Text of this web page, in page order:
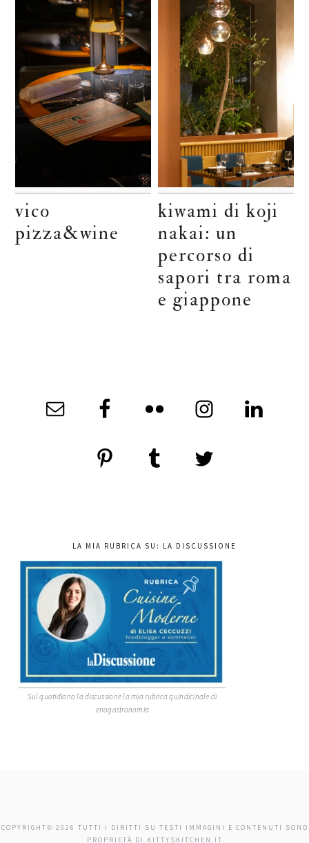
vico
pizza&wine
kiwami di koji
nakai: un
percorso di
sapori tra roma
e giappone
LA MIA RUBRICA SU: LA DISCUSSIONE
Sul quotidiano la discussione la mia rubrica quindicinale di
enogastronomia
COPYRIGHT© 2026 TUTTI I DIRITTI SU TESTI IMMAGINI E CONTENUTI SONO
PROPRIETÀ DI KITTYSKITCHEN.IT